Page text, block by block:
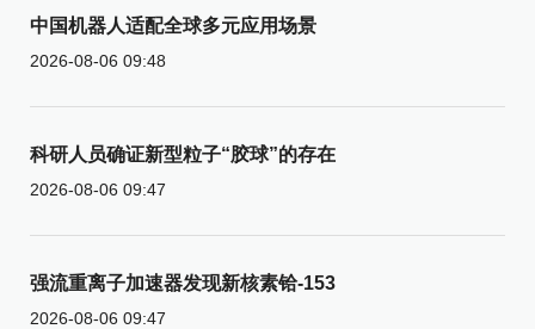
中国机器人适配全球多元应用场景
2026-08-06 09:48
科研人员确证新型粒子“胶球”的存在
2026-08-06 09:47
强流重离子加速器发现新核素铪-153
2026-08-06 09:47